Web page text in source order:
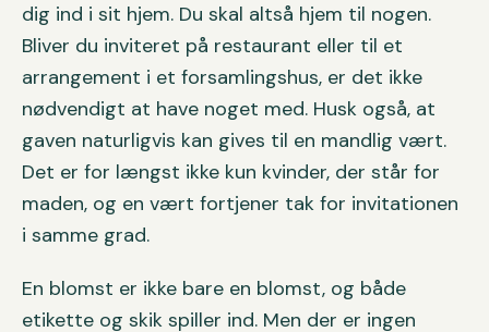
dig ind i sit hjem. Du skal altså hjem til nogen.
Bliver du inviteret på restaurant eller til et
arrangement i et forsamlingshus, er det ikke
nødvendigt at have noget med. Husk også, at
gaven naturligvis kan gives til en mandlig vært.
Det er for længst ikke kun kvinder, der står for
maden, og en vært fortjener tak for invitationen
i samme grad.
En blomst er ikke bare en blomst, og både
etikette og skik spiller ind. Men der er ingen